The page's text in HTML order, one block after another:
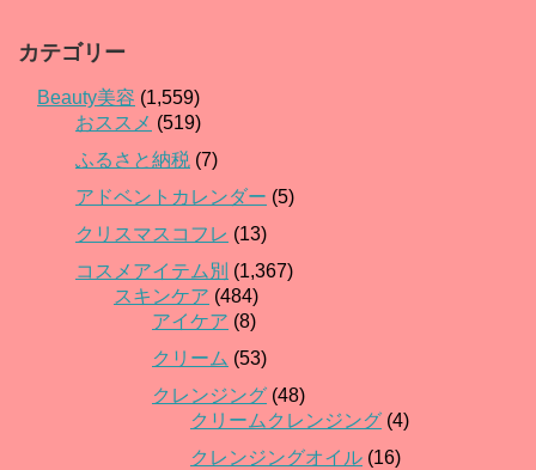
カテゴリー
Beauty美容 (1,559)
おススメ (519)
ふるさと納税 (7)
アドベントカレンダー (5)
クリスマスコフレ (13)
コスメアイテム別 (1,367)
スキンケア (484)
アイケア (8)
クリーム (53)
クレンジング (48)
クリームクレンジング (4)
クレンジングオイル (16)